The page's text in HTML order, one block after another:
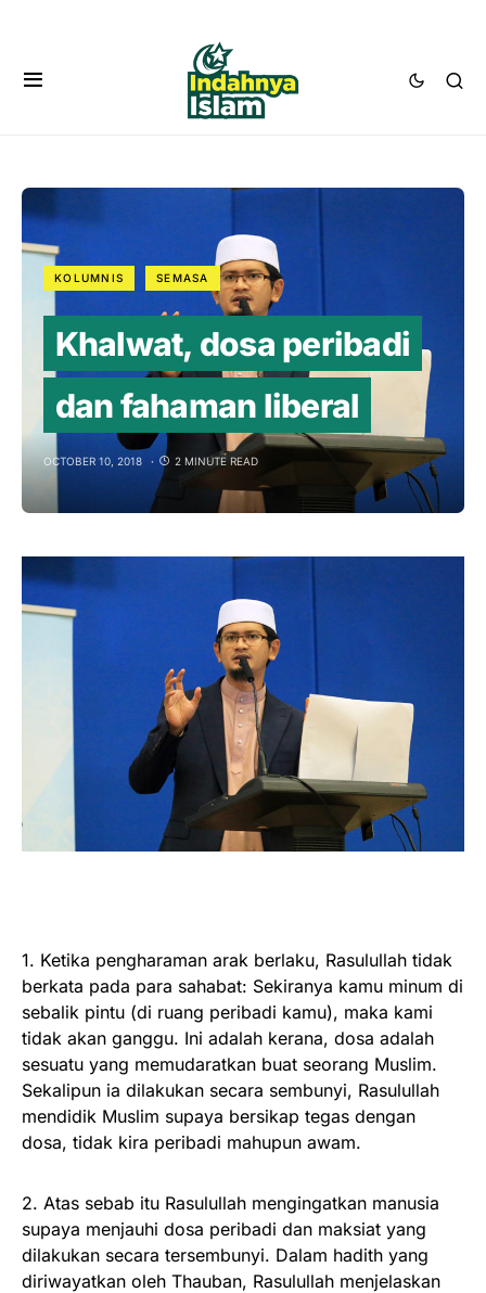
KOLUMNIS SEMASA
Khalwat, dosa peribadi
dan fahaman liberal
OCTOBER 10, 2018 2 MINUTE READ
1. Ketika pengharaman arak berlaku, Rasulullah tidak
berkata pada para sahabat: Sekiranya kamu minum di
sebalik pintu (di ruang peribadi kamu), maka kami
tidak akan ganggu. Ini adalah kerana, dosa adalah
sesuatu yang memudaratkan buat seorang Muslim.
Sekalipun ia dilakukan secara sembunyi, Rasulullah
mendidik Muslim supaya bersikap tegas dengan
dosa, tidak kira peribadi mahupun awam.
2. Atas sebab itu Rasulullah mengingatkan manusia
supaya menjauhi dosa peribadi dan maksiat yang
dilakukan secara tersembunyi. Dalam hadith yang
diriwayatkan oleh Thauban, Rasulullah menjelaskan